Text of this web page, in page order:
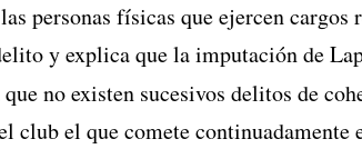
personas físicas que ejercen cargos
y explica que la imputación de
que no existen sucesivos delitos de
club el que comete continuadamente